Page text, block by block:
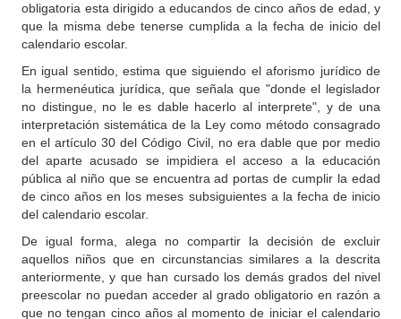
obligatoria esta dirigido a educandos de cinco años de edad, y
que la misma debe tenerse cumplida a la fecha de inicio del
calendario escolar.
En igual sentido, estima que siguiendo el aforismo jurídico de
la hermenéutica jurídica, que señala que "donde el legislador
no distingue, no le es dable hacerlo al interprete", y de una
interpretación sistemática de la Ley como método consagrado
en el artículo 30 del Código Civil, no era dable que por medio
del aparte acusado se impidiera el acceso a la educación
pública al niño que se encuentra ad portas de cumplir la edad
de cinco años en los meses subsiguientes a la fecha de inicio
del calendario escolar.
De igual forma, alega no compartir la decisión de excluir
aquellos niños que en circunstancias similares a la descrita
anteriormente, y que han cursado los demás grados del nivel
preescolar no puedan acceder al grado obligatorio en razón a
que no tengan cinco años al momento de iniciar el calendario